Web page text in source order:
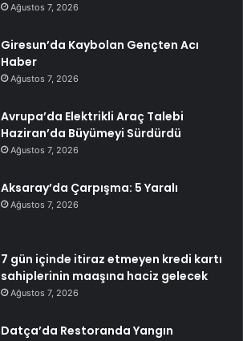
Ağustos 7, 2026
Giresun’da Kaybolan Gençten Acı
Haber
Ağustos 7, 2026
Avrupa’da Elektrikli Araç Talebi
Haziran’da Büyümeyi Sürdürdü
Ağustos 7, 2026
Aksaray’da Çarpışma: 5 Yaralı
Ağustos 7, 2026
7 gün içinde itiraz etmeyen kredi kartı
sahiplerinin maaşına haciz gelecek
Ağustos 7, 2026
Datça’da Restoranda Yangın